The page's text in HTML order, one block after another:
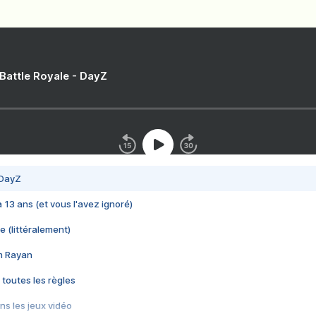
Royale - DayZ
13 ans (et vous l'avez ignoré)
(littéralement)
Rayan
toutes les règles
les jeux vidéo